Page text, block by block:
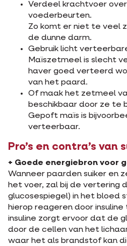
Verdeel krachtvoer
voederbeurten.
Zo komt er niet te veel
de dunne darm.
Gebruik licht
Maïszetmeel is slecht
haver goed verteerd
van het paard.
Of maak het zetmeel
beschikbaar door ze te
Gepoft maïs is
verteerbaar.
Pro’s en contra’s
+ Goede energiebron voor
Wanneer paarden suiker en
het voer, zal bij de vertering
glucosespiegel) in het bloed
hierop reageren door
insuline zorgt ervoor dat de
door de cellen van het
waar het als brandstof kan